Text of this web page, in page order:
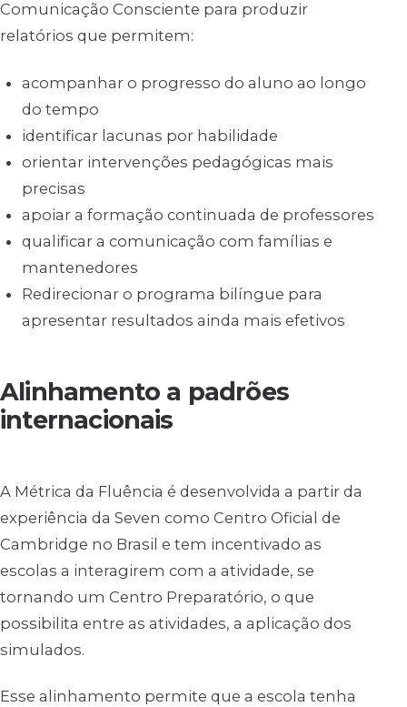
Comunicação Consciente para produzir
relatórios que permitem:
acompanhar o progresso do aluno ao longo
do tempo
identificar lacunas por habilidade
orientar intervenções pedagógicas mais
precisas
apoiar a formação continuada de professores
qualificar a comunicação com famílias e
mantenedores
Redirecionar o programa bilíngue para
apresentar resultados ainda mais efetivos
Alinhamento a padrões
internacionais
A Métrica da Fluência é desenvolvida a partir da
experiência da Seven como Centro Oficial de
Cambridge no Brasil e tem incentivado as
escolas a interagirem com a atividade, se
tornando um Centro Preparatório, o que
possibilita entre as atividades, a aplicação dos
simulados.
Esse alinhamento permite que a escola tenha